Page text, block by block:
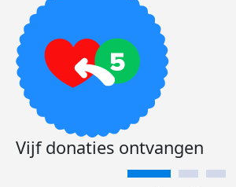
Vijf donaties ontvangen